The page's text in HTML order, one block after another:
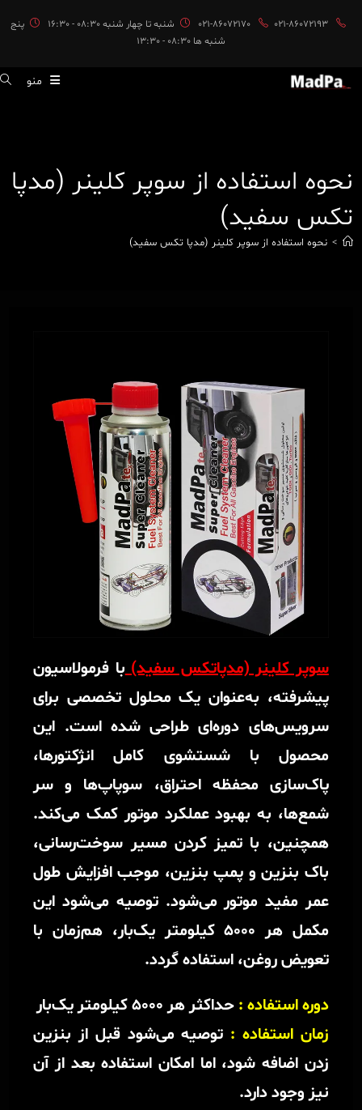
محتوا
021-86072170 021-86072193 شنبه تا چهار شنبه 08:30 - 16:30
پنج
شنبه ها 08:30 - 13:30
منو
نحوه استفاده از سوپر کلینر (مدپا
تکس سفید)
> نحوه استفاده از سوپر کلینر (مدپا تکس سفید)
سوپر کلینر (مدپاتکس سفید)با فرمولاسیون
پیشرفته، به‌عنوان یک محلول تخصصی برای
سرویس‌های دوره‌ای طراحی شده است. این
محصول با شستشوی کامل انژکتورها،
پاک‌سازی محفظه احتراق، سوپاپ‌ها و سر
شمع‌ها، به بهبود عملکرد موتور کمک می‌کند.
همچنین، با تمیز کردن مسیر سوخت‌رسانی،
باک بنزین و پمپ بنزین، موجب افزایش طول
عمر مفید موتور می‌شود. توصیه می‌شود این
مکمل هر ۵۰۰۰ کیلومتر یک‌بار، هم‌زمان با
تعویض روغن، استفاده گردد.
دوره استفاده :حداکثر هر 5000 کیلومتر یک‌بار
زمان استفاده : توصیه می‌شود قبل از بنزین
زدن اضافه شود، اما امکان استفاده بعد از آن
نیز وجود دارد.